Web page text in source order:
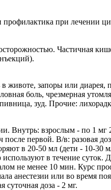
при лечении
Частичная
животе, запоры или
боль, чрезмерная
зуд. Прочие:
Внутрь: взрослым - по 1 мг
первой. В/в: разовая
в 20-50 мл (дети - 10-30
в течение
не менее 10 мин. Курс
анестезии или во время
суточная доза - 2 мг.